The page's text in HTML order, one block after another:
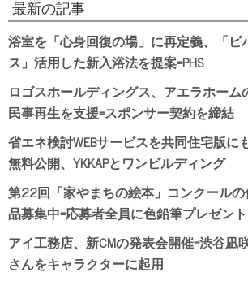
最新の記事
浴室を「心身回復の場」に再定義、「ビ
ス」活用した新入浴法を提案=PHS
ロゴスホールディングス、アエラホーム
民事再生を支援=スポンサー契約を締結
省エネ検討WEBサービスを共同住宅版に
無料公開、YKKAPとワンビルディング
第22回「家やまちの絵本」コンクール
品募集中=応募者全員に色鉛筆プレゼント
アイ工務店、新CMの発表会開催=渋谷凪
さんをキャラクターに起用